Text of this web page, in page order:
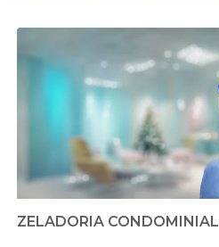
ZELADORIA CONDOMINIAL